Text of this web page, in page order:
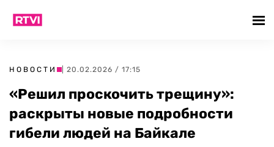
НОВОСТИ | 20.02.2026 / 17:15
«Решил проскочить трещину»:
раскрыты новые подробности
гибели людей на Байкале